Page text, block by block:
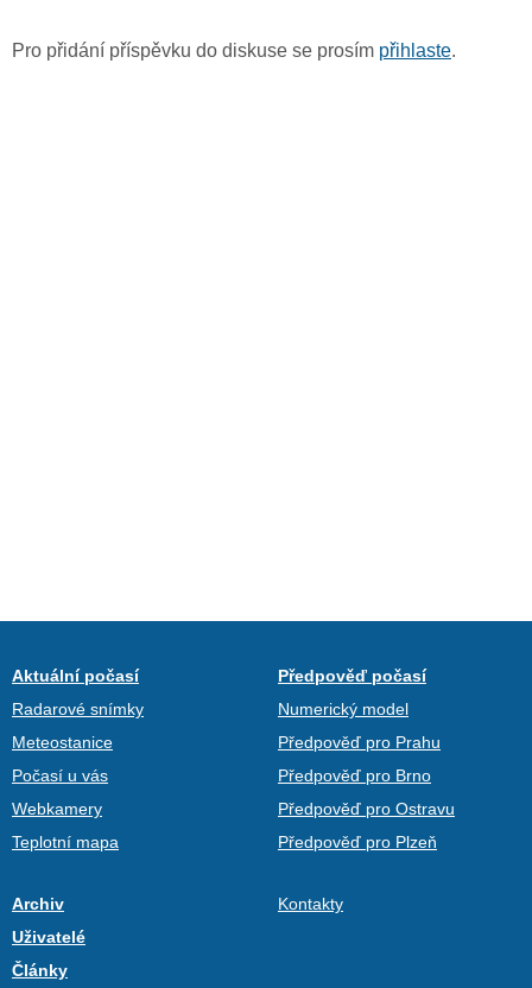
Pro přidání příspěvku do diskuse se prosím přihlaste.
Aktuální počasí
Radarové snímky
Meteostanice
Počasí u vás
Webkamery
Teplotní mapa
Předpověď počasí
Numerický model
Předpověď pro Prahu
Předpověď pro Brno
Předpověď pro Ostravu
Předpověď pro Plzeň
Archiv
Uživatelé
Články
Kontakty